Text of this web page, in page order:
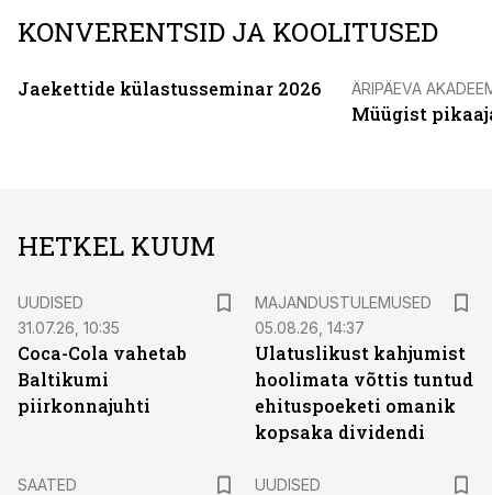
KONVERENTSID JA KOOLITUSED
Jaekettide külastusseminar 2026 ÄRIPÄEVA
Müügist
HETKEL KUUM
UUDISED
31.07.26, 10:35
Coca-Cola vahetab
Baltikumi
piirkonnajuhti
MAJANDUSTULEMUSED
05.08.26, 14:37
Ulatuslikust kahjumist
hoolimata võttis tuntud
ehituspoeketi omanik
kopsaka dividendi
SAATED
UUDISED